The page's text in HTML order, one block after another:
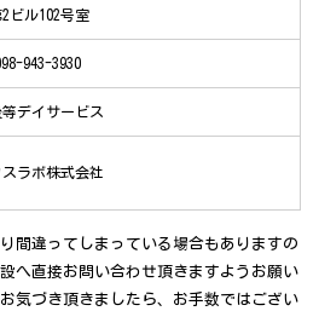
ビル102号室
943-3930
デイサービス
スラボ株式会社
間違ってしまっている場合もありますの
へ直接お問い合わせ頂きますようお願い
気づき頂きましたら、お手数ではござい